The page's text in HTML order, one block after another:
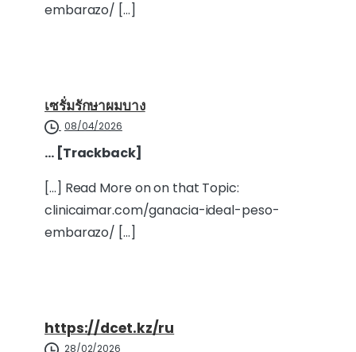
embarazo/ […]
เซรั่มรักษาผมบาง
08/04/2026
… [Trackback]
[…] Read More on on that Topic:
clinicaimar.com/ganacia-ideal-peso-
embarazo/ […]
https://dcet.kz/ru
28/02/2026